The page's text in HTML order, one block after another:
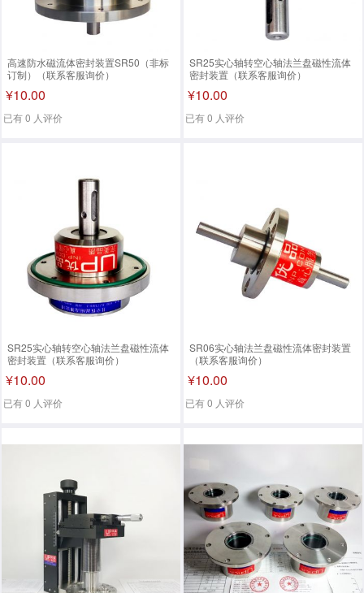
高速防水磁流体密封装置SR50（非标
订制）（联系客服询价）
¥10.00
已有 0 人评价
SR25实心轴转空心轴法兰盘磁性流体
密封装置（联系客服询价）
¥10.00
已有 0 人评价
SR25实心轴转空心轴法兰盘磁性流体
密封装置（联系客服询价）
¥10.00
已有 0 人评价
SR06实心轴法兰盘磁性流体密封装置
（联系客服询价）
¥10.00
已有 0 人评价